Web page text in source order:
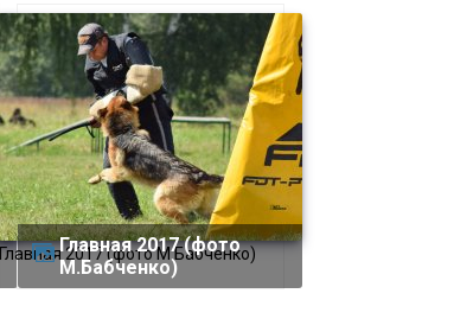
Главная 2017 (фото М.Бабченко)
Главная 2017 (фото
М.Бабченко)